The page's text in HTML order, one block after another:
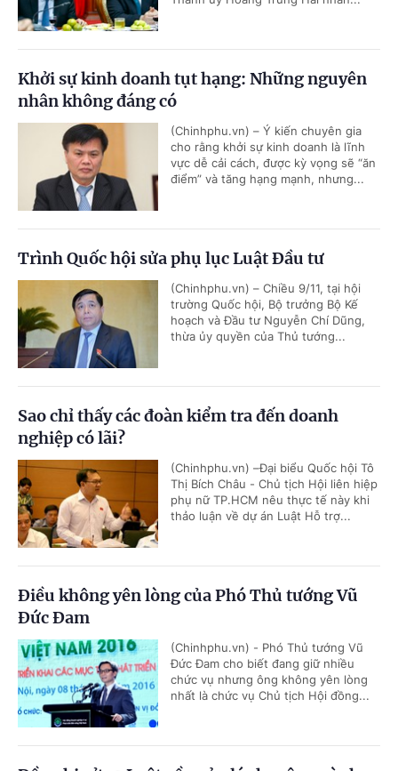
Khởi sự kinh doanh tụt hạng: Những nguyên
nhân không đáng có
(Chinhphu.vn) – Ý kiến chuyên gia
cho rằng khởi sự kinh doanh là lĩnh
vực dễ cải cách, được kỳ vọng sẽ “ăn
điểm” và tăng hạng mạnh, nhưng...
Trình Quốc hội sửa phụ lục Luật Đầu tư
(Chinhphu.vn) – Chiều 9/11, tại hội
trường Quốc hội, Bộ trưởng Bộ Kế
hoạch và Đầu tư Nguyễn Chí Dũng,
thừa ủy quyền của Thủ tướng...
Sao chỉ thấy các đoàn kiểm tra đến doanh
nghiệp có lãi?
(Chinhphu.vn) –Đại biểu Quốc hội Tô
Thị Bích Châu - Chủ tịch Hội liên hiệp
phụ nữ TP.HCM nêu thực tế này khi
thảo luận về dự án Luật Hỗ trợ...
Điều không yên lòng của Phó Thủ tướng Vũ
Đức Đam
(Chinhphu.vn) - Phó Thủ tướng Vũ
Đức Đam cho biết đang giữ nhiều
chức vụ nhưng ông không yên lòng
nhất là chức vụ Chủ tịch Hội đồng...